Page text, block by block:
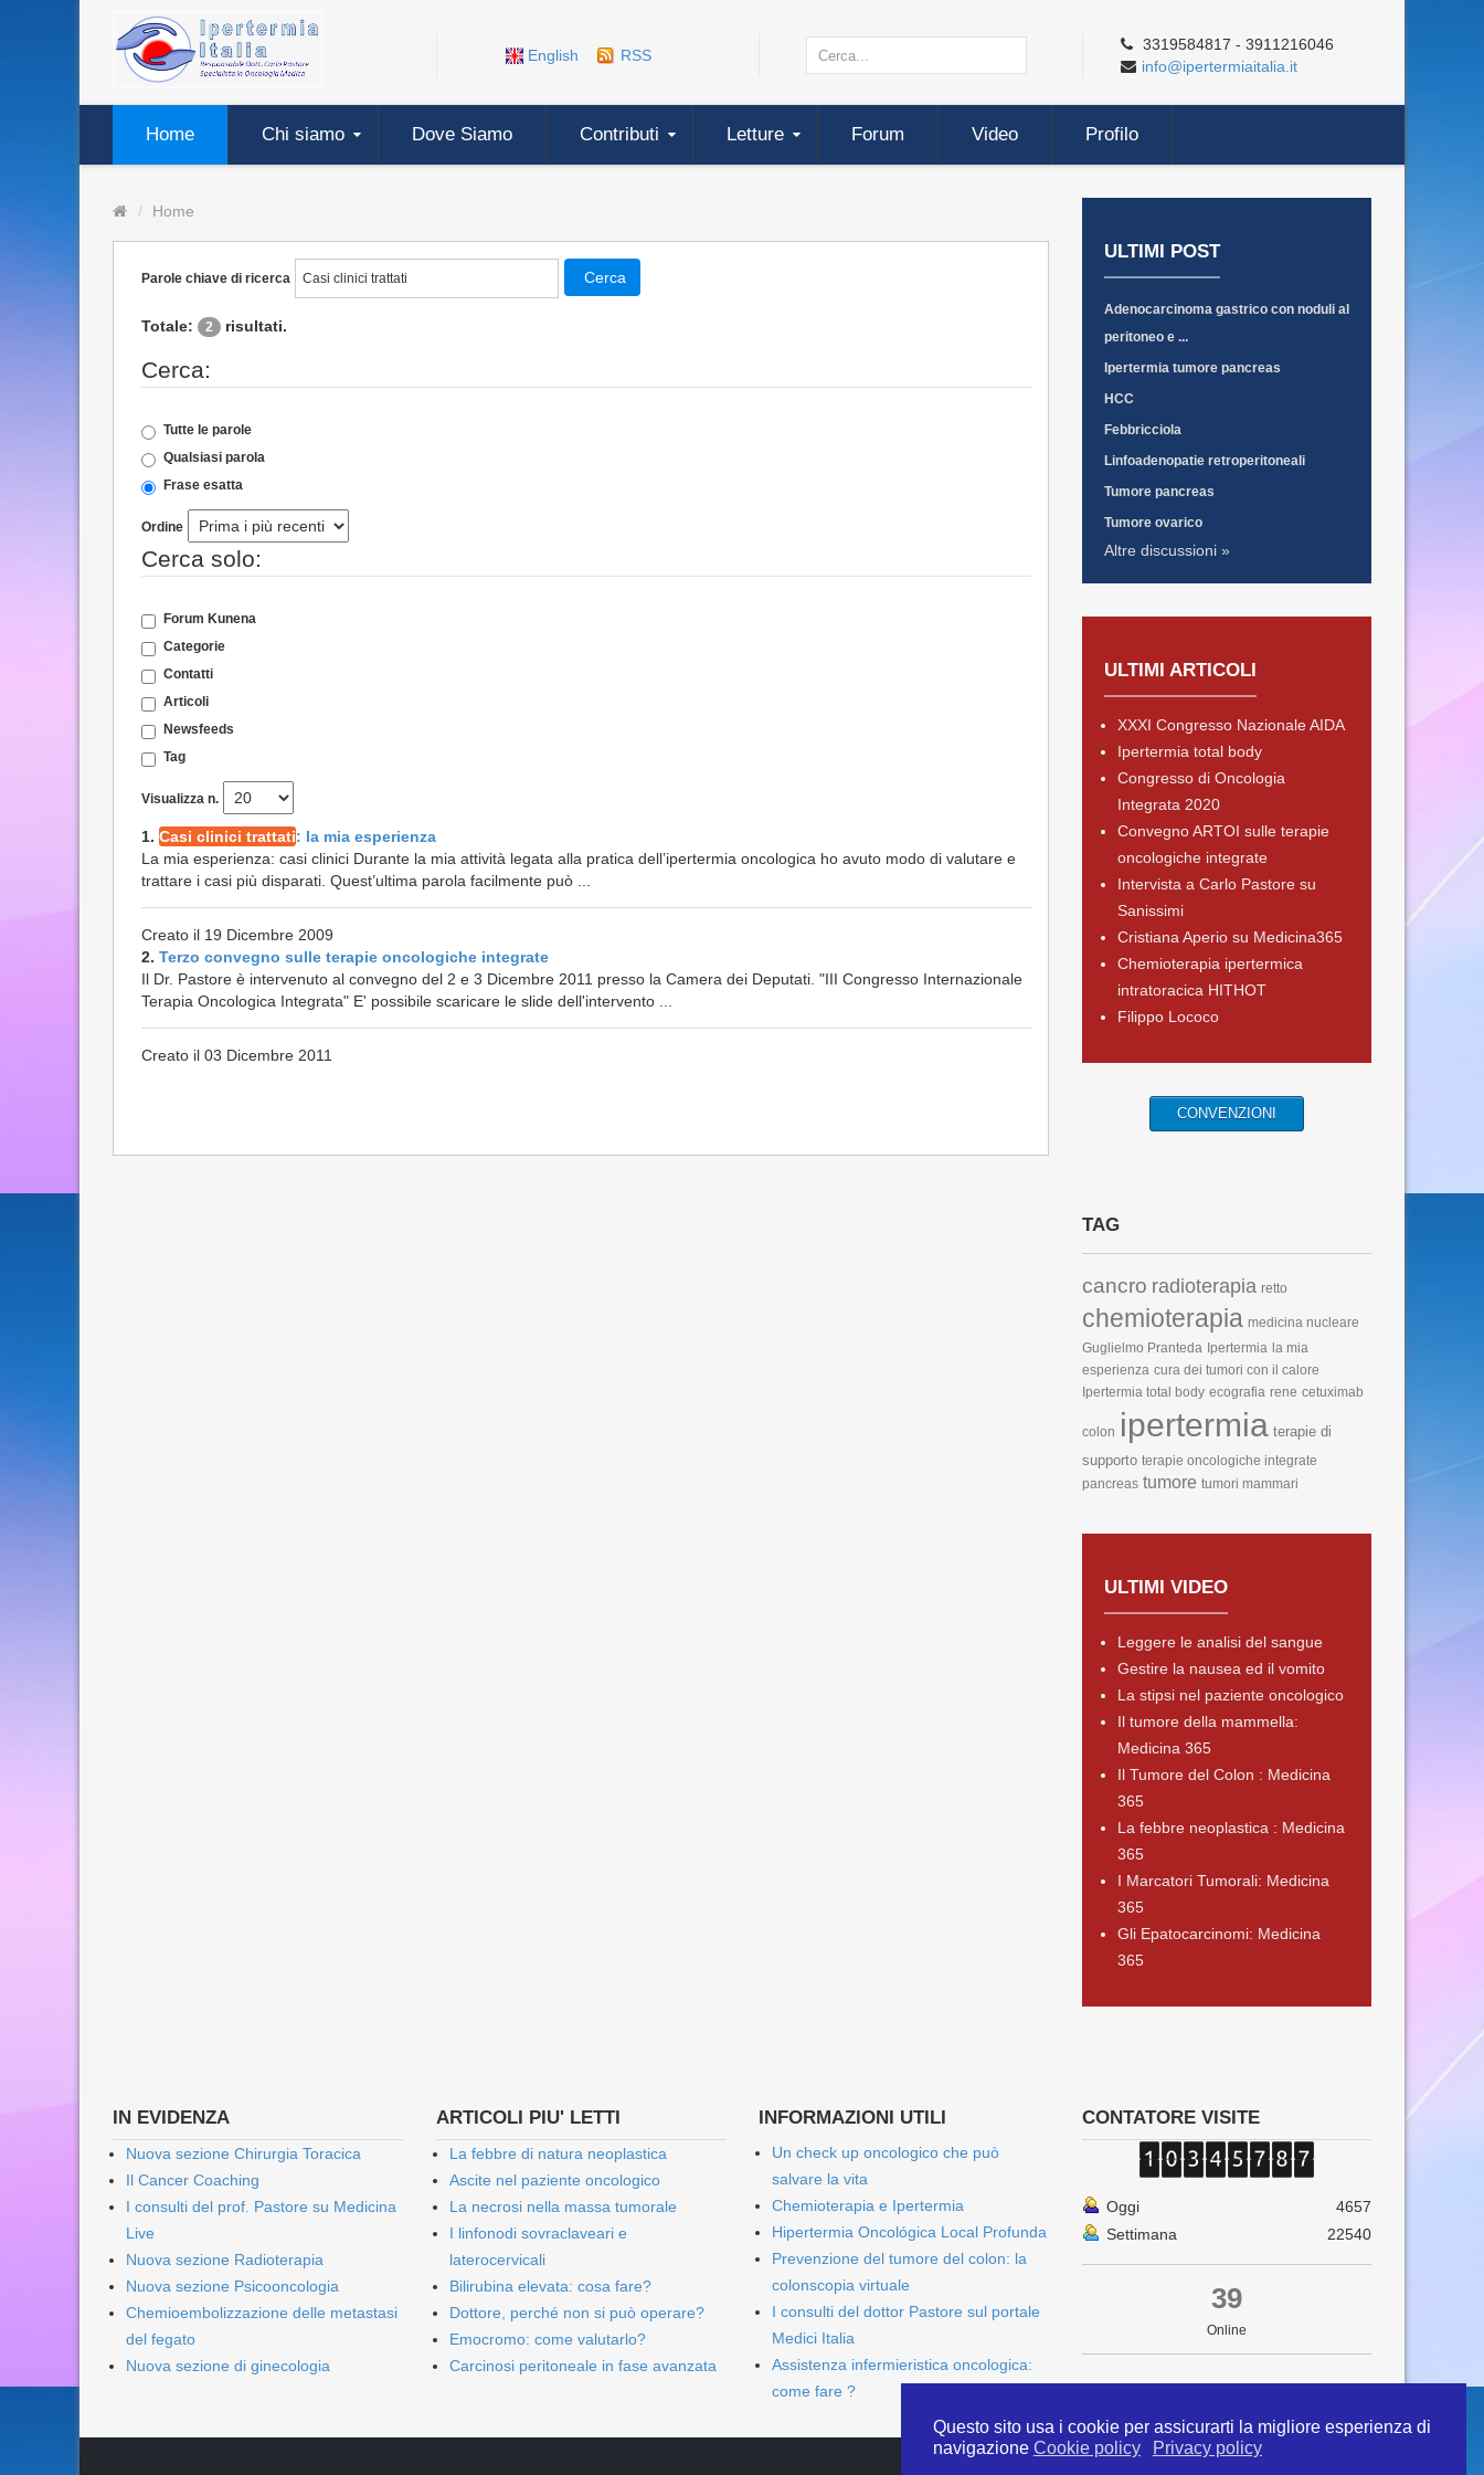
Questo sito usa i cookie per assicurarti la migliore esperienza di
navigazione Cookie policy Privacy policy
English RSS
3319584817 - 3911216046
info@ipertermiaitalia.it
Home Chi siamo Dove Siamo Contributi Letture Forum Video Profilo
Home
Parole chiave di ricerca Cerca
Totale: 2 risultati.
Cerca:
Tutte le parole
Qualsiasi parola
Frase esatta
Ordine
Cerca solo:
Forum Kunena
Categorie
Contatti
Articoli
Newsfeeds
Tag
Visualizza n.
1. Casi clinici trattati: la mia esperienza
La mia esperienza: casi clinici Durante la mia attività legata alla pratica dell’ipertermia oncologica ho avuto modo di valutare e
trattare i casi più disparati. Quest’ultima parola facilmente può ...
Creato il 19 Dicembre 2009
2. Terzo convegno sulle terapie oncologiche integrate
Il Dr. Pastore è intervenuto al convegno del 2 e 3 Dicembre 2011 presso la Camera dei Deputati. "III Congresso Internazionale
Terapia Oncologica Integrata" E' possibile scaricare le slide dell'intervento ...
Creato il 03 Dicembre 2011
ULTIMI POST
Adenocarcinoma gastrico con noduli al
peritoneo e ...
Ipertermia tumore pancreas
HCC
Febbricciola
Linfoadenopatie retroperitoneali
Tumore pancreas
Tumore ovarico
Altre discussioni »
ULTIMI ARTICOLI
XXXI Congresso Nazionale AIDA
Ipertermia total body
Congresso di Oncologia
Integrata 2020
Convegno ARTOI sulle terapie
oncologiche integrate
Intervista a Carlo Pastore su
Sanissimi
Cristiana Aperio su Medicina365
Chemioterapia ipertermica
intratoracica HITHOT
Filippo Lococo
CONVENZIONI
TAG
cancro radioterapia retto
chemioterapia medicina nucleare
Guglielmo Pranteda Ipertermia la mia
esperienza cura dei tumori con il calore
Ipertermia total body ecografia rene cetuximab
colon ipertermia terapie di
supporto terapie oncologiche integrate
pancreas tumore tumori mammari
ULTIMI VIDEO
Leggere le analisi del sangue
Gestire la nausea ed il vomito
La stipsi nel paziente oncologico
Il tumore della mammella:
Medicina 365
Il Tumore del Colon : Medicina
365
La febbre neoplastica : Medicina
365
I Marcatori Tumorali: Medicina
365
Gli Epatocarcinomi: Medicina
365
IN EVIDENZA
Nuova sezione Chirurgia Toracica
Il Cancer Coaching
I consulti del prof. Pastore su Medicina
Live
Nuova sezione Radioterapia
Nuova sezione Psicooncologia
Chemioembolizzazione delle metastasi
del fegato
Nuova sezione di ginecologia
ARTICOLI PIU' LETTI
La febbre di natura neoplastica
Ascite nel paziente oncologico
La necrosi nella massa tumorale
I linfonodi sovraclaveari e
laterocervicali
Bilirubina elevata: cosa fare?
Dottore, perché non si può operare?
Emocromo: come valutarlo?
Carcinosi peritoneale in fase avanzata
INFORMAZIONI UTILI
Un check up oncologico che può
salvare la vita
Chemioterapia e Ipertermia
Hipertermia Oncológica Local Profunda
Prevenzione del tumore del colon: la
colonscopia virtuale
I consulti del dottor Pastore sul portale
Medici Italia
Assistenza infermieristica oncologica:
come fare ?
CONTATORE VISITE
Oggi
4657
Settimana
22540
39
Online